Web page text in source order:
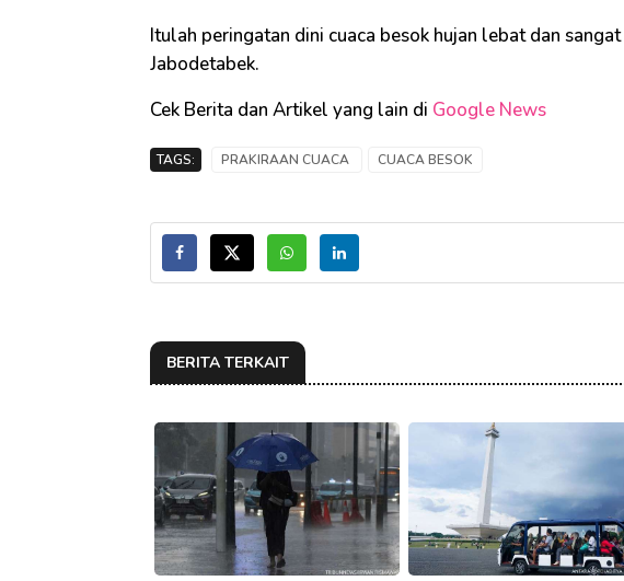
Itulah peringatan dini cuaca besok hujan lebat dan
Jabodetabek.
Cek Berita dan Artikel yang lain di Google News
TAGS: PRAKIRAAN CUACA CUACA BESOK
BERITA TERKAIT